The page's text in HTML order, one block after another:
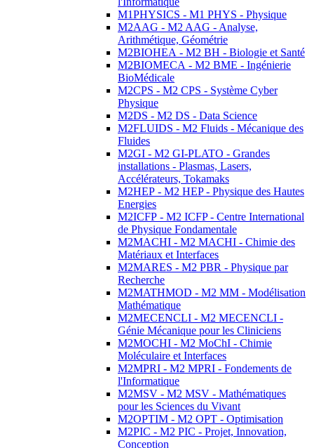
M1PHYSICS - M1 PHYS - Physique
M2AAG - M2 AAG - Analyse,
Arithmétique, Géométrie
M2BIOHEA - M2 BH - Biologie et Santé
M2BIOMECA - M2 BME - Ingénierie
BioMédicale
M2CPS - M2 CPS - Système Cyber
Physique
M2DS - M2 DS - Data Science
M2FLUIDS - M2 Fluids - Mécanique des
Fluides
M2GI - M2 GI-PLATO - Grandes
installations - Plasmas, Lasers,
Accélérateurs, Tokamaks
M2HEP - M2 HEP - Physique des Hautes
Energies
M2ICFP - M2 ICFP - Centre International
de Physique Fondamentale
M2MACHI - M2 MACHI - Chimie des
Matériaux et Interfaces
M2MARES - M2 PBR - Physique par
Recherche
M2MATHMOD - M2 MM - Modélisation
Mathématique
M2MECENCLI - M2 MECENCLI -
Génie Mécanique pour les Cliniciens
M2MOCHI - M2 MoChI - Chimie
Moléculaire et Interfaces
M2MPRI - M2 MPRI - Fondements de
l'Informatique
M2MSV - M2 MSV - Mathématiques
pour les Sciences du Vivant
M2OPTIM - M2 OPT - Optimisation
M2PIC - M2 PIC - Projet, Innovation,
Conception